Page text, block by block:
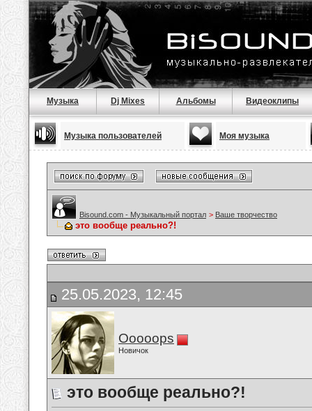
Музыка Dj Mixes Альбомы Видеоклипы
Музыка пользователей Моя музыка
Bisound.com - Музыкальный портал > Ваше творчество
это вообще реально?!
25.05.2023, 12:45
Ooooops
Новичок
это вообще реально?!